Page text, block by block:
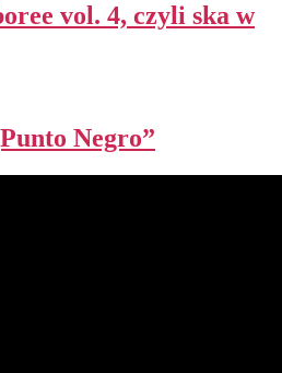
vol. 4, czyli ska w
Negro”